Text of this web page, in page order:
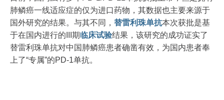
肺鳞癌一线适应症的仅为进口药物，其数据也主要来源于
国外研究的结果。与其不同， 替雷利珠单抗本次获批是基
于在国内进行的III期临床试验结果，该研究的成功证实了
替雷利珠单抗对中国肺鳞癌患者确凿有效，为国内患者奉
上了“专属”的PD-1单抗。